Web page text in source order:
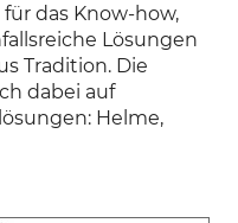
das Know-how,
Lösungen
Tradition. Die
dabei auf
Helme,